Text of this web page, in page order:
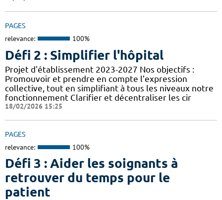
PAGES
relevance: 100%
Défi 2 : Simplifier l'hôpital
Projet d'établissement 2023-2027 Nos objectifs :
Promouvoir et prendre en compte l’expression
collective, tout en simplifiant à tous les niveaux notre
fonctionnement Clarifier et décentraliser les cir
18/02/2026 15:25
PAGES
relevance: 100%
Défi 3 : Aider les soignants à
retrouver du temps pour le
patient